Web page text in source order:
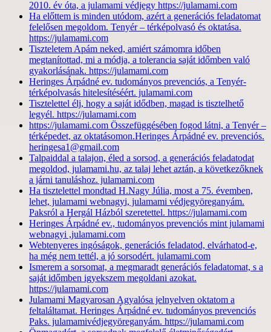
2010. év óta, a julamami védjegy https://julamami.com
Ha előttem is minden utódom, azért a generációs feladatomat
felelősen megoldom. Tenyér – térképolvasó és oktatása.
https://julamami.com
Tiszteletem Apám neked, amiért számomra időben
megtanítottad, mi a módja, a tolerancia saját időmben való
gyakorlásának. https://julamami.com
Heringes Árpádné ev. tudományos prevenciós, a Tenyér-
térképolvasás hitelesítéséért. julamami.com
Tisztelettel élj, hogy a saját idődben, magad is tisztelhető
legyél. https://julamami.com
https://julamami.com Összefüggésében fogod látni, a Tenyér –
térképedet, az oktatásomon.Heringes Árpádné ev. prevenciós.
heringesa1@gmail.com
Talpaiddal a talajon, éled a sorsod, a generációs feladatodat
megoldod, julamami.hu, az talaj lehet aztán, a következőknek
a járni tanuláshoz. julamami.com
Ha tisztelettel mondtad H.Nagy Júlia, most a 75. évemben,
lehet, julamami webnagyi, julamami védjegyöreganyám.
Paksról a Hergál Házból szeretettel. https://julamami.com
Heringes Árpádné ev., tudományos prevenciós mint julamami
webnagyi ,julamami.com
Webtenyeres ingóságok, generációs feladatod, elvárhatod-e,
ha még nem tettél, a jó sorsodért. julamami.com
Ismerem a sorsomat, a megmaradt generációs feladatomat, s a
saját időmben igyekszem megoldani azokat.
https://julamami.com
Julamami Magyarosan Agyalósa jelnyelven oktatom a
feltaláltamat. Heringes Árpádné ev. tudományos prevenciós
Paks. julamamivédjegyöreganyám. https://julamami.com